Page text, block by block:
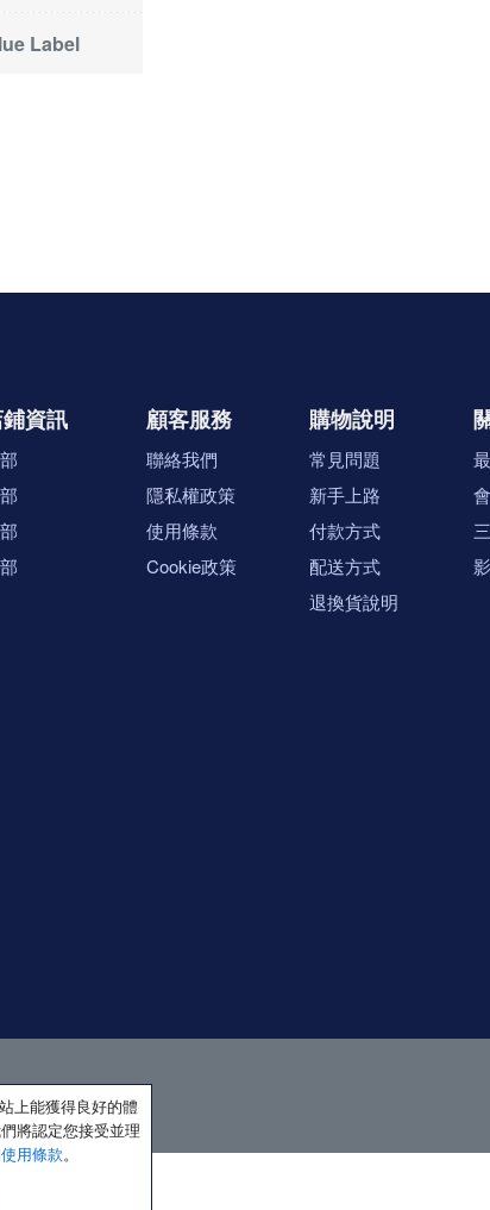
Label
資訊 顧客服務
聯絡我們
隱私權政策
使用條款
Cookie政策
購物說明
常見問題
新手上路
付款方式
配送方式
退換貨說明
上能獲得良好的體
將認定您接受並理
使用條款。